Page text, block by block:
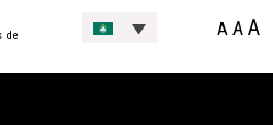
de
A AA